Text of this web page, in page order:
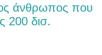
άνθρωπος που
200 δισ.